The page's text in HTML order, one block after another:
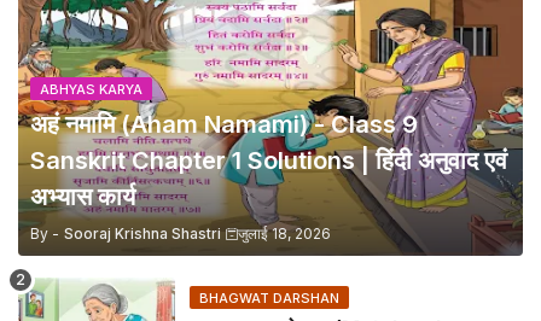
ABHYAS KARYA
अहं नमामि (Aham Namami) - Class 9
Sanskrit Chapter 1 Solutions | हिंदी अनुवाद एवं
अभ्यास कार्य
By - Sooraj Krishna Shastri जुलाई 18, 2026
BHAGWAT DARSHAN